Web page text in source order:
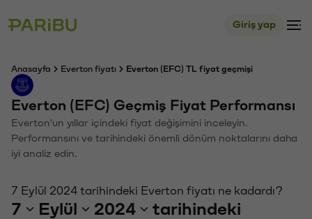
Giriş yap
Anasayfa Everton fiyatı Everton (EFC) TL fiyat geçmişi
Everton (EFC) Geçmiş Fiyat Performansı
Everton'un yıllar içindeki fiyat değişimini inceleyin.
Performansını ve tarihindeki önemli dönüm noktalarını daha
iyi analiz edin.
7 Eylül 2024 tarihindeki Everton fiyatı ne kadardı?
7 Eylül 2024
tarihindeki